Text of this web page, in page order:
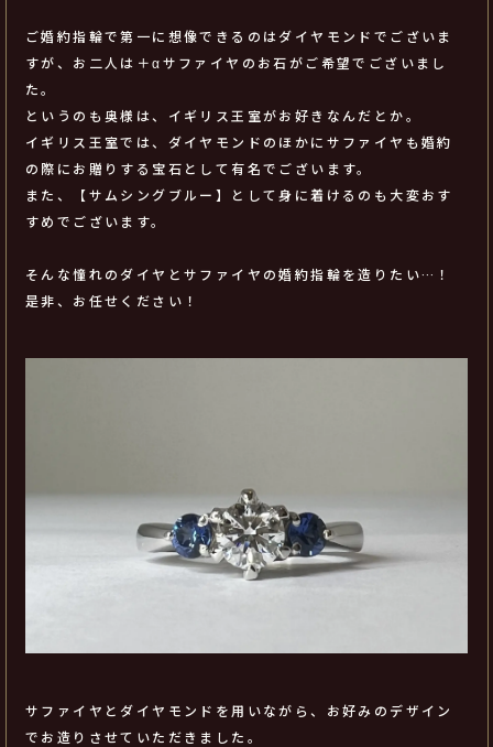
ご婚約指輪で第一に想像できるのはダイヤモンドでございま
すが、お二人は＋αサファイヤのお石がご希望でございまし
た。
というのも奥様は、イギリス王室がお好きなんだとか。
イギリス王室では、ダイヤモンドのほかにサファイヤも婚約
の際にお贈りする宝石として有名でございます。
また、【サムシングブルー】として身に着けるのも大変おす
すめでございます。
そんな憧れのダイヤとサファイヤの婚約指輪を造りたい…！
是非、お任せください！
サファイヤとダイヤモンドを用いながら、お好みのデザイン
でお造りさせていただきました。